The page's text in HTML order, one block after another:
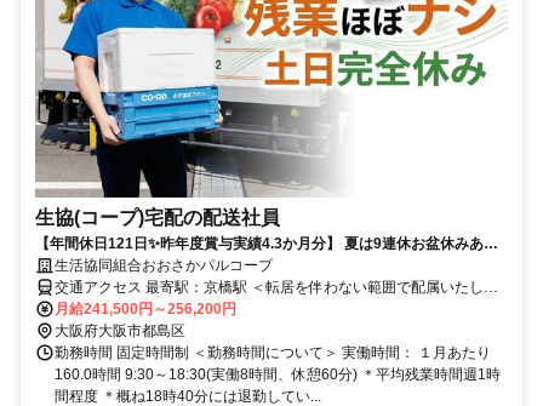
生協(コープ)宅配の配送社員
【年間休日121日✨️昨年度賞与実績4.3か月分】 夏は9連休お盆休みあ
り！9時半勤務開始！残業なし！
生活協同組合おおさかパルコープ
交通アクセス 最寄駅：京橋駅 ＜転居を伴わない範囲で配属いたしま
す＞ 大阪市都島区や生野区、西区など／JR・京阪線「京橋駅」より
徒歩6分
月給241,500円～256,200円
大阪府大阪市都島区
勤務時間 固定時間制 ＜勤務時間について＞ 実働時間： １月あたり
160.0時間 9:30～18:30(実働8時間、休憩60分) ＊平均残業時間週1時
間程度 ＊概ね18時40分には退勤してい...